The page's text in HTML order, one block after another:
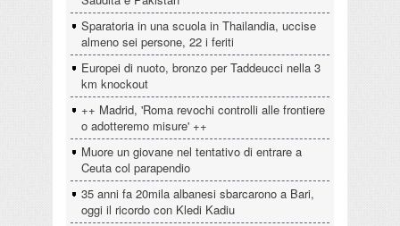
Sparatoria in una scuola in Thailandia, uccise
almeno sei persone, 22 i feriti
Europei di nuoto, bronzo per Taddeucci nella 3
km knockout
++ Madrid, 'Roma revochi controlli alle frontiere
o adotteremo misure' ++
Muore un giovane nel tentativo di entrare a
Ceuta col parapendio
35 anni fa 20mila albanesi sbarcarono a Bari,
oggi il ricordo con Kledi Kadiu